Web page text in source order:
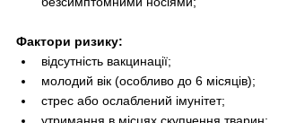
Фактори ризику:
відсутність вакцинації;
молодий вік (особливо до 6 місяців);
стрес або ослаблений імунітет;